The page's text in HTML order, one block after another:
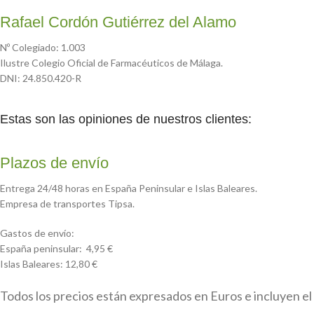
Rafael Cordón Gutiérrez del Alamo
Nº Colegiado: 1.003
Ilustre Colegio Oficial de Farmacéuticos de Málaga.
DNI: 24.850.420-R
Estas son las opiniones de nuestros clientes:
Plazos de envío
Entrega 24/48 horas en España Peninsular e Islas Baleares.
Empresa de transportes Tipsa.
Gastos de envío:
España peninsular: 4,95 €
Islas Baleares: 12,80 €
Todos los precios están expresados en Euros e incluyen el